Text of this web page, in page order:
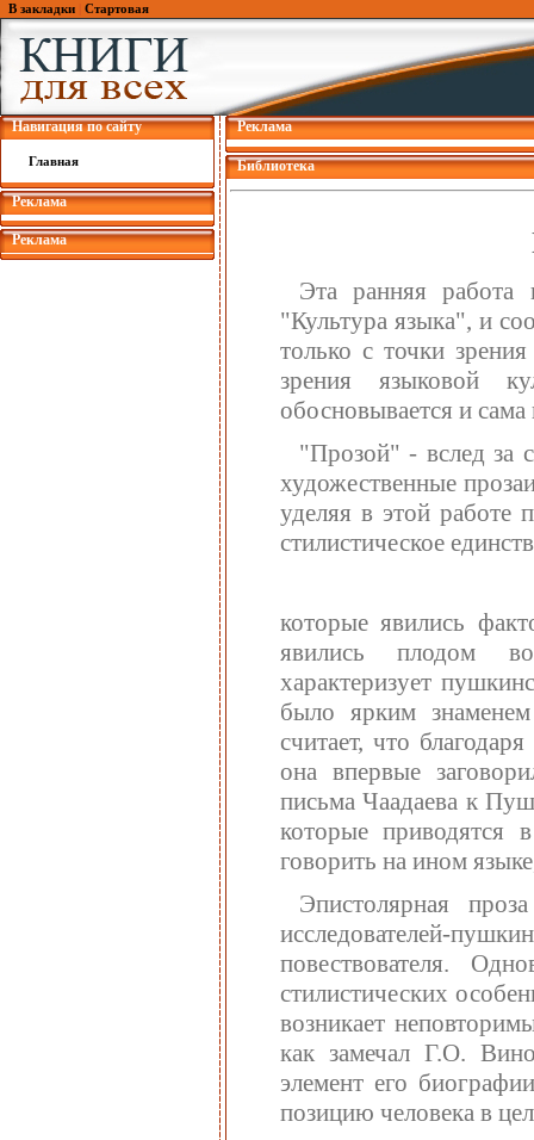
В закладки Стартовая
Навигация по сайту
Главная
Реклама
Реклама
Реклама
Библиотека
Эта ранняя работа
"Культура языка", и
только с точки
зрения языковой
обосновывается и
"Прозой" - вслед за
художественные
уделяя в этой работе
стилистическое
которые явились
явились плодом
характеризует
было ярким знаменем
считает, что
она впервые
письма Чаадаева к
которые
говорить на ином
Эпистолярная
исследователей-
повествователя.
стилистических
возникает
как замечал Г.О.
элемент его
позицию человека в